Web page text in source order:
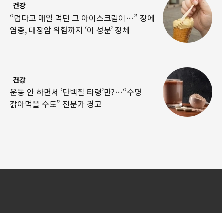
건강
“덥다고 매일 먹던 그 아이스크림이…” 장에
염증, 대장암 위험까지 ‘이 성분’ 정체
건강
운동 안 하면서 ‘단백질 타령’만?…“수명
갉아먹을 수도” 전문가 경고